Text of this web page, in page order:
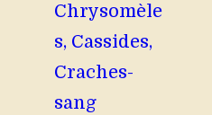
Chrysomèle
s, Cassides,
Craches-
sang